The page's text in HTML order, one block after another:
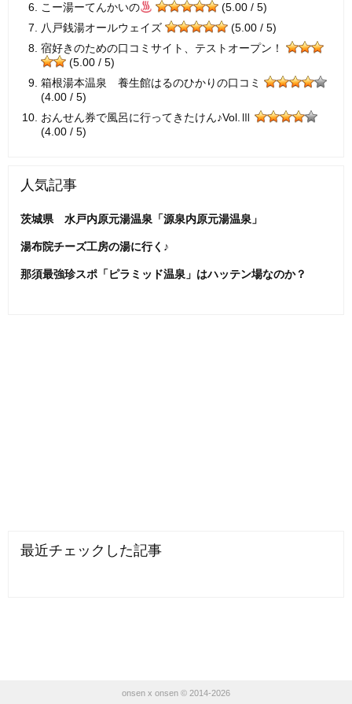
こー湯ーてんかいの
(5.00 / 5)
八戸銭湯オールウェイズ
(5.00 / 5)
宿好きのための口コミサイト、テストオープン！
(5.00 / 5)
箱根湯本温泉 養生館はるのひかりの口コミ
(4.00 / 5)
おんせん券で風呂に行ってきたけん♪Vol.Ⅲ
(4.00 / 5)
人気記事
茨城県 水戸内原元湯温泉「源泉内原元湯温泉」
湯布院チーズ工房の湯に行く♪
那須最強珍スポ「ピラミッド温泉」はハッテン場なのか？
最近チェックした記事
onsen x onsen © 2014-2026